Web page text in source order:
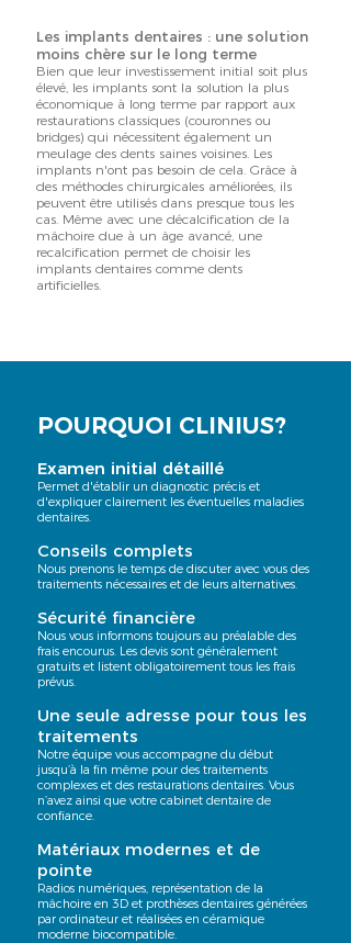
Les implants dentaires : une solution
moins chère sur le long terme
Bien que leur investissement initial soit plus
élevé, les implants sont la solution la plus
économique à long terme par rapport aux
restaurations classiques (couronnes ou
bridges) qui nécessitent également un
meulage des dents saines voisines. Les
implants n'ont pas besoin de cela. Grâce à
des méthodes chirurgicales améliorées, ils
peuvent être utilisés dans presque tous les
cas. Même avec une décalcification de la
mâchoire due à un âge avancé, une
recalcification permet de choisir les
implants dentaires comme dents
artificielles.
POURQUOI CLINIUS?
Examen initial détaillé
Permet d'établir un diagnostic précis et
d'expliquer clairement les éventuelles maladies
dentaires.
Conseils complets
Nous prenons le temps de discuter avec vous des
traitements nécessaires et de leurs alternatives.
Sécurité financière
Nous vous informons toujours au préalable des
frais encourus. Les devis sont généralement
gratuits et listent obligatoirement tous les frais
prévus.
Une seule adresse pour tous les
traitements
Notre équipe vous accompagne du début
jusqu’à la fin même pour des traitements
complexes et des restaurations dentaires. Vous
n’avez ainsi que votre cabinet dentaire de
confiance.
Matériaux modernes et de
pointe
Radios numériques, représentation de la
mâchoire en 3D et prothèses dentaires générées
par ordinateur et réalisées en céramique
moderne biocompatible.